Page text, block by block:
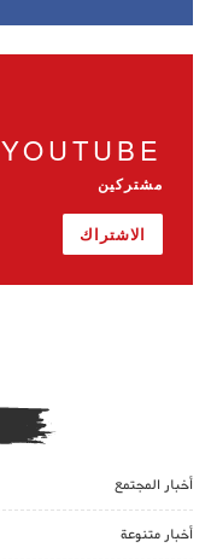
YOUTUBE
مشتركين
الاشتراك
أخبار المجتمع
أخبار متنوعة